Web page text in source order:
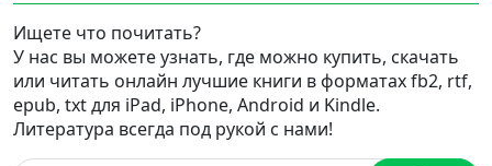
Ищете что почитать?
У нас вы можете узнать, где можно купить, скачать
или читать онлайн лучшие книги в форматах fb2, rtf,
epub, txt для iPad, iPhone, Android и Kindle.
Литература всегда под рукой с нами!